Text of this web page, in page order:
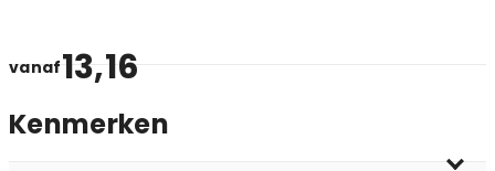
vanaf13,16
Kenmerken